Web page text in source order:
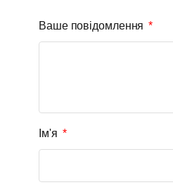
Ваше повідомлення
Ім'я